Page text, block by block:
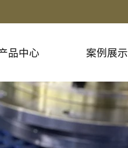
品中心 案例展示